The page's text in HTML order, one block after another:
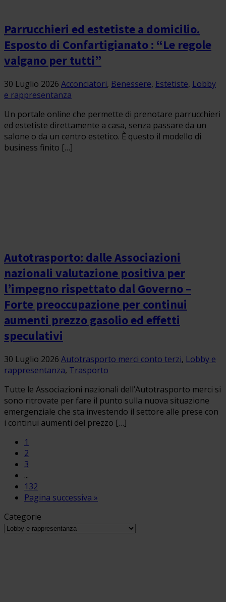
Parrucchieri ed estetiste a domicilio.
Esposto di Confartigianato : “Le regole
valgano per tutti”
30 Luglio 2026 Acconciatori, Benessere, Estetiste, Lobby
e rappresentanza
Un portale online che permette di prenotare parrucchieri
ed estetiste direttamente a casa, senza passare da un
salone o da un centro estetico. È questo il modello di
business finito […]
Autotrasporto: dalle Associazioni
nazionali valutazione positiva per
l’impegno rispettato dal Governo –
Forte preoccupazione per continui
aumenti prezzo gasolio ed effetti
speculativi
30 Luglio 2026 Autotrasporto merci conto terzi, Lobby e
rappresentanza, Trasporto
Tutte le Associazioni nazionali dell’Autotrasporto merci si
sono ritrovate per fare il punto sulla nuova situazione
emergenziale che sta investendo il settore alle prese con
i continui aumenti del prezzo […]
1
2
3
...
132
Pagina successiva »
Categorie